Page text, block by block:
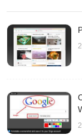
自己所阅读的小
Rabbook
1.作者：